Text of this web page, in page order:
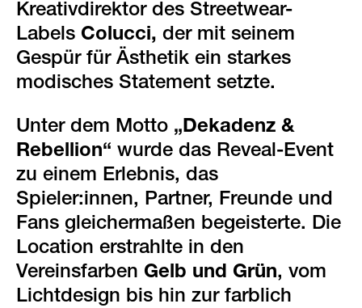
Kreativdirektor des Streetwear-
Labels Colucci, der mit seinem
Gespür für Ästhetik ein starkes
modisches Statement setzte.
Unter dem Motto „Dekadenz &
Rebellion“ wurde das Reveal-Event
zu einem Erlebnis, das
Spieler:innen, Partner, Freunde und
Fans gleichermaßen begeisterte. Die
Location erstrahlte in den
Vereinsfarben Gelb und Grün, vom
Lichtdesign bis hin zur farblich